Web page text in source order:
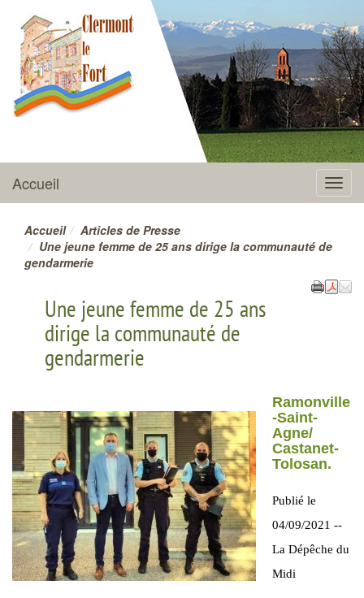
CLERMONT-LE-FORT
Menu
Accueil
Accueil
Articles de Presse
Une jeune femme de 25 ans dirige la communauté de
gendarmerie
Une jeune femme de 25 ans
dirige la communauté de
gendarmerie
Ramonville
-Saint-
Agne/
Castanet-
Tolosan.
Publié le
04/09/2021 --
La Dépêche du
Midi